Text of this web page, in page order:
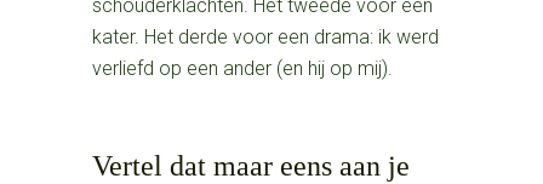
schouderklachten. Het tweede voor een
kater. Het derde voor een drama: ik werd
verliefd op een ander (en hij op mij).
Vertel dat maar eens aan je